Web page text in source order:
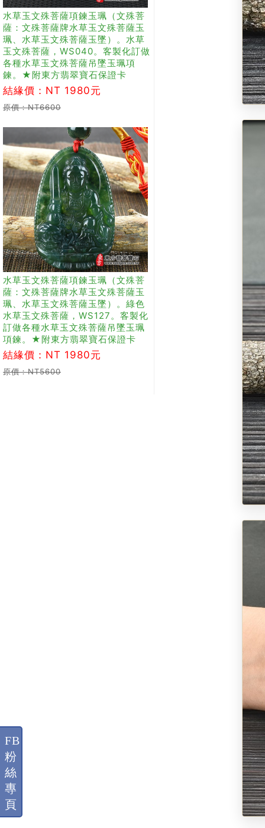
水草玉文殊菩薩項鍊玉珮（文殊菩
薩：文殊菩薩牌水草玉文殊菩薩玉
珮、水草玉文殊菩薩玉墜）。水草
玉文殊菩薩，WS040。客製化訂做
各種水草玉文殊菩薩吊墜玉珮項
鍊。★附東方翡翠寶石保證卡
結緣價：NT 1980元
原價：NT6600
水草玉文殊菩薩項鍊玉珮（文殊菩
薩：文殊菩薩牌水草玉文殊菩薩玉
珮、水草玉文殊菩薩玉墜）。綠色
水草玉文殊菩薩，WS127。客製化
訂做各種水草玉文殊菩薩吊墜玉珮
項鍊。★附東方翡翠寶石保證卡
結緣價：NT 1980元
原價：NT5600
FB
粉
絲
專
頁